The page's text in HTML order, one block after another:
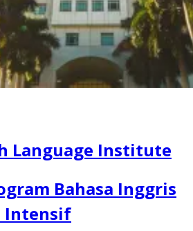
Language Institute
Bahasa Inggris
Intensif